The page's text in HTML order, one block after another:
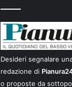
Desideri segnalare
redazione di
o proposte da